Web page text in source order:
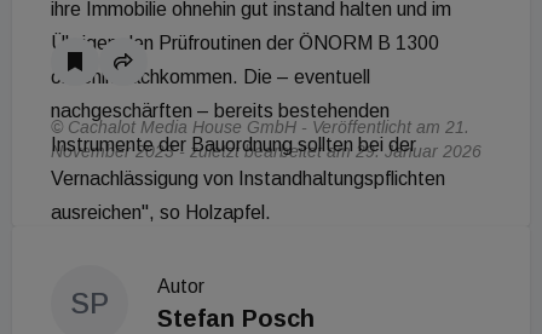
ihre Immobilie ohnehin gut instand halten und im
Übrigen den Prüfroutinen der ÖNORM B 1300
ohnehin nachkommen. Die – eventuell
nachgeschärften – bereits bestehenden
Instrumente der Bauordnung sollten bei der
Vernachlässigung von Instandhaltungspflichten
ausreichen", so Holzapfel.
© Cachalot Media House GmbH - Veröffentlicht am 21.
November 2023 - zuletzt bearbeitet am 29. Januar 2026
SP
Autor
Stefan Posch